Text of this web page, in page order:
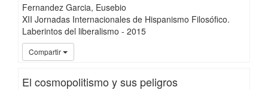
Fernandez Garcia, Eusebio
XII Jornadas Internacionales de Hispanismo Filosófico.
Laberintos del liberalismo - 2015
Compartir
El cosmopolitismo y sus peligros